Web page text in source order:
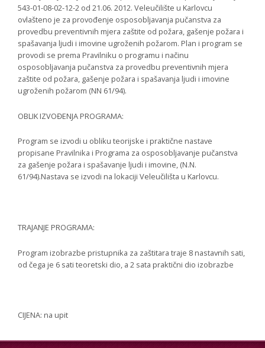
543-01-08-02-12-2 od 21.06. 2012. Veleučilište u Karlovcu
ovlašteno je za provođenje osposobljavanja pučanstva za
provedbu preventivnih mjera zaštite od požara, gašenje požara i
spašavanja ljudi i imovine ugroženih požarom. Plan i program se
provodi se prema Pravilniku o programu i načinu
osposobljavanja pučanstva za provedbu preventivnih mjera
zaštite od požara, gašenje požara i spašavanja ljudi i imovine
ugroženih požarom (NN 61/94).
OBLIK IZVOĐENJA PROGRAMA:
Program se izvodi u obliku teorijske i praktične nastave
propisane Pravilnika i Programa za osposobljavanje pučanstva
za gašenje požara i spašavanje ljudi i imovine, (N.N.
61/94).Nastava se izvodi na lokaciji Veleučilišta u Karlovcu.
TRAJANJE PROGRAMA:
Program izobrazbe pristupnika za zaštitara traje 8 nastavnih sati,
od čega je 6 sati teoretski dio, a 2 sata praktični dio izobrazbe
CIJENA: na upit